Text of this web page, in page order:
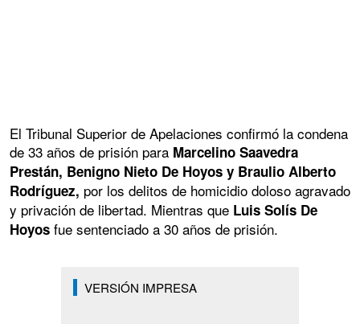
El Tribunal Superior de Apelaciones confirmó la condena
de 33 años de prisión para Marcelino Saavedra
Prestán, Benigno Nieto De Hoyos y Braulio Alberto
Rodríguez, por los delitos de homicidio doloso agravado
y privación de libertad. Mientras que Luis Solís De
Hoyos fue sentenciado a 30 años de prisión.
VERSIÓN IMPRESA